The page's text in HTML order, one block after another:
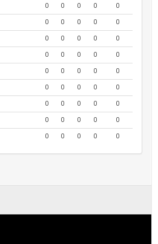
0 0 0 0
0
0 0 0 0
0
0 0 0 0
0
0 0 0 0
0
0 0 0 0
0
0 0 0 0
0
0 0 0 0
0
0 0 0 0
0
0 0 0 0 0